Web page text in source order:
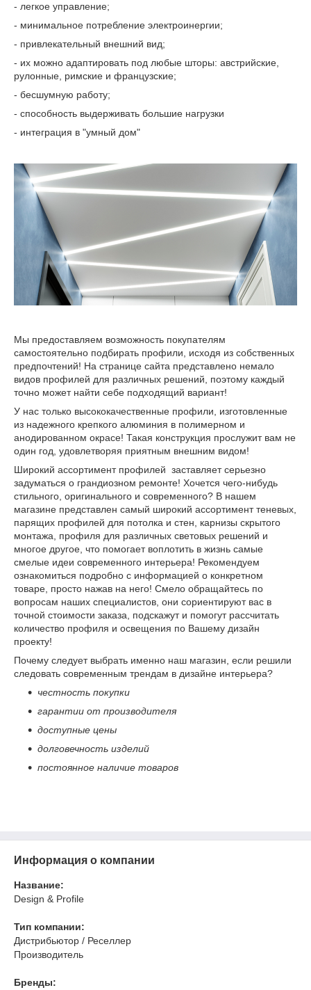
- легкое управление;
- минимальное потребление электроинергии;
- привлекательный внешний вид;
- их можно адаптировать под любые шторы: австрийские,
рулонные, римские и французские;
- бесшумную работу;
- способность выдерживать большие нагрузки
- интеграция в "умный дом"
Мы предоставляем возможность покупателям
самостоятельно подбирать профили, исходя из собственных
предпочтений! На странице сайта представлено немало
видов профилей для различных решений, поэтому каждый
точно может найти себе подходящий вариант!
У нас только высококачественные профили, изготовленные
из надежного крепкого алюминия в полимерном и
анодированном окрасе! Такая конструкция прослужит вам не
один год, удовлетворяя приятным внешним видом!
Широкий ассортимент профилей заставляет серьезно
задуматься о грандиозном ремонте! Хочется чего-нибудь
стильного, оригинального и современного? В нашем
магазине представлен самый широкий ассортимент теневых,
парящих профилей для потолка и стен, карнизы скрытого
монтажа, профиля для различных световых решений и
многое другое, что помогает воплотить в жизнь самые
смелые идеи современного интерьера! Рекомендуем
ознакомиться подробно с информацией о конкретном
товаре, просто нажав на него! Смело обращайтесь по
вопросам наших специалистов, они сориентируют вас в
точной стоимости заказа, подскажут и помогут рассчитать
количество профиля и освещения по Вашему дизайн
проекту!
Почему следует выбрать именно наш магазин, если решили
следовать современным трендам в дизайне интерьера?
честность покупки
гарантии от производителя
доступные цены
долговечность изделий
постоянное наличие товаров
Информация о компании
Название:
Design & Profile
Тип компании:
Дистрибьютор / Реселлер
Производитель
Бренды: